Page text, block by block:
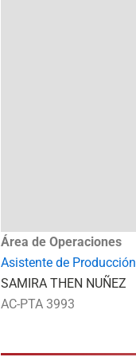
Área de Operaciones
Asistente de Producción
SAMIRA THEN NUÑEZ
AC-PTA 3993